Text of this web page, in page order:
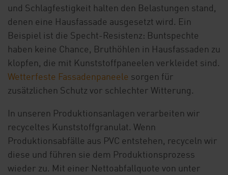
und Schlagfestigkeit halten den Belastungen stand,
denen eine Hausfassade ausgesetzt wird. Ein
Beispiel ist die Specht-Resistenz: Buntspechte
haben keine Chance, Bruthöhlen in Hausfassaden zu
klopfen, die mit Kunststoffpaneelen verkleidet sind.
Wetterfeste Fassadenpaneele sorgen für
zusätzlichen Schutz vor schlechter Witterung.
In unseren Produktionsanlagen verarbeiten wir
recyceltes Kunststoffgranulat. Wenn
Produktionsabfälle aus PVC entstehen, recyceln wir
diese und führen sie dem Produktionsprozess
wieder zu. Mit einer Nettoabfallquote von unter